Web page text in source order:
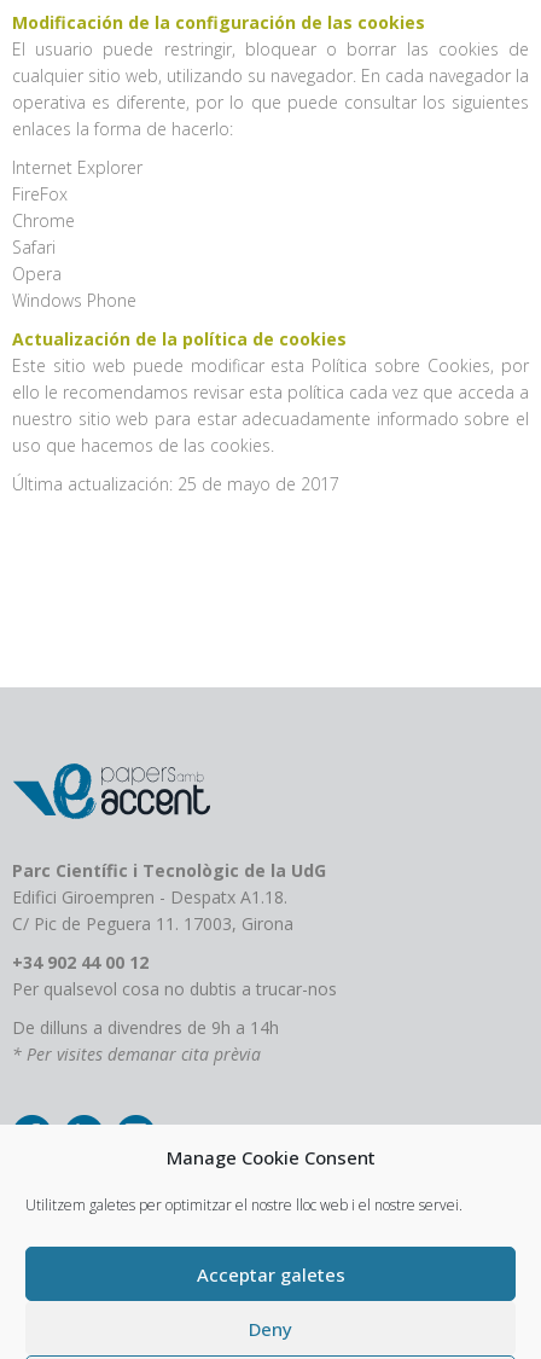
Manage Cookie Consent
Utilitzem galetes per optimitzar el nostre lloc web i el nostre servei.
Acceptar galetes
Deny
Modificación de la configuración de las cookies
El usuario puede restringir, bloquear o borrar las cookies de
cualquier sitio web, utilizando su navegador. En cada navegador la
operativa es diferente, por lo que puede consultar los siguientes
enlaces la forma de hacerlo:
Internet Explorer
FireFox
Chrome
Safari
Opera
Windows Phone
Actualización de la política de cookies
Este sitio web puede modificar esta Política sobre Cookies, por
ello le recomendamos revisar esta política cada vez que acceda a
nuestro sitio web para estar adecuadamente informado sobre el
uso que hacemos de las cookies.
Última actualización: 25 de mayo de 2017
Parc Científic i Tecnològic de la UdG
Edifici Giroempren - Despatx A1.18.
C/ Pic de Peguera 11. 17003, Girona
+34 902 44 00 12
Per qualsevol cosa no dubtis a trucar-nos
De dilluns a divendres de 9h a 14h
* Per visites demanar cita prèvia
Aviso Legal Política de privacitat Política de cookies